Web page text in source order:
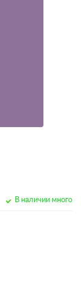
В наличии много